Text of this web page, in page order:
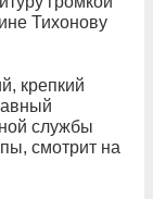
Тихонову
крепкий
службы
смотрит на